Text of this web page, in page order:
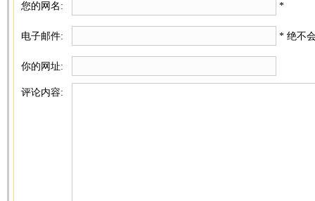
您的网名: *
电子邮件: * 绝不
你的网址:
评论内容: